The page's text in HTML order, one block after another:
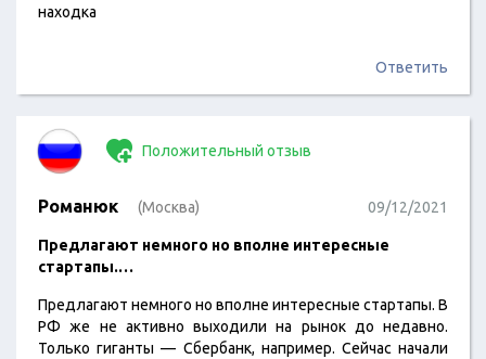
находка
Ответить
Положительный отзыв
Романюк (Москва) 09/12/2021
Предлагают немного но вполне интересные
стартапы.…
Предлагают немного но вполне интересные стартапы. В
РФ же не активно выходили на рынок до недавно.
Только гиганты — Сбербанк, например. Сейчас начали